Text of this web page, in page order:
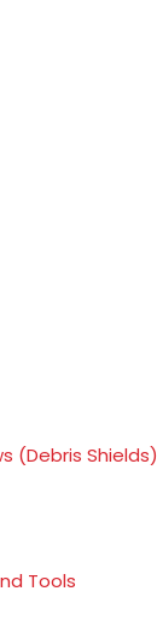
(Debris Shields)
Tools